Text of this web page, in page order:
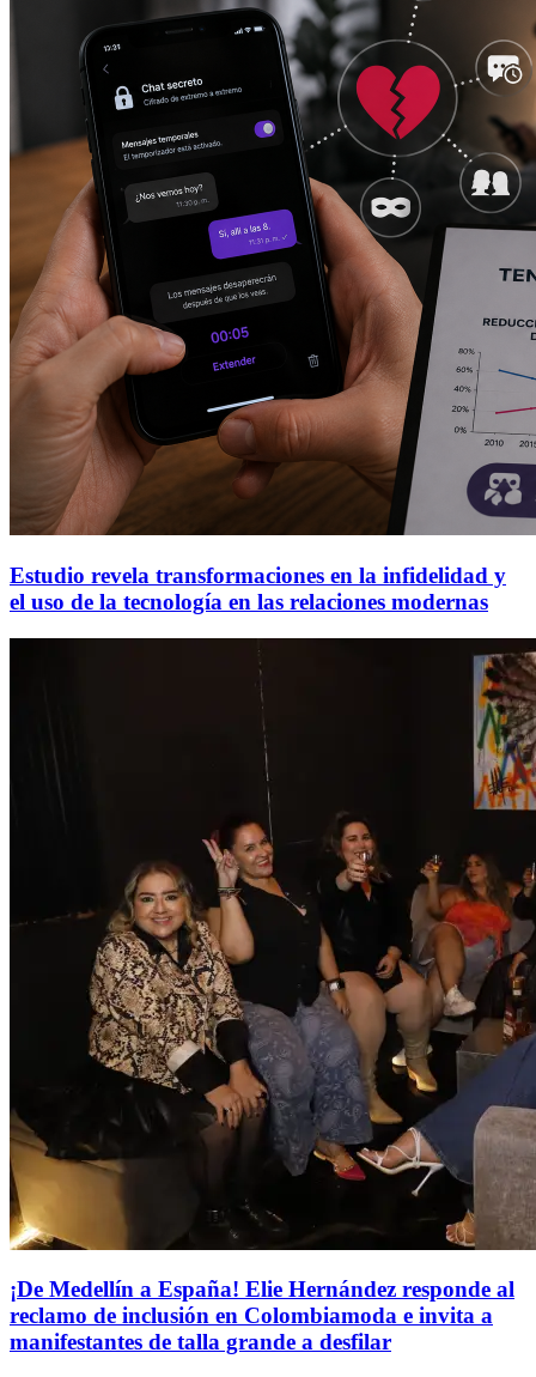
Estudio revela transformaciones en la infidelidad y
el uso de la tecnología en las relaciones modernas
¡De Medellín a España! Elie Hernández responde al
reclamo de inclusión en Colombiamoda e invita a
manifestantes de talla grande a desfilar